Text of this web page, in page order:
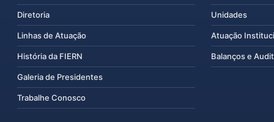
Diretoria
Linhas de Atuação
História da FIERN
Galeria de Presidentes
Trabalhe Conosco
Unidades
Atuação
Balanços e